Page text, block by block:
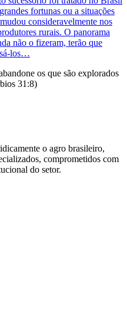
fortunas ou a situações
consideravelmente nos
rurais. O panorama
não o fizeram, terão que
los…
os que são explorados
31:8)
o agro brasileiro,
comprometidos com
do setor.